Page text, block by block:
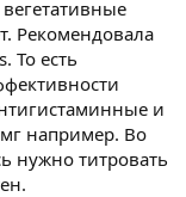
Рекомендовала
То есть
и
например. Во
нужно титровать